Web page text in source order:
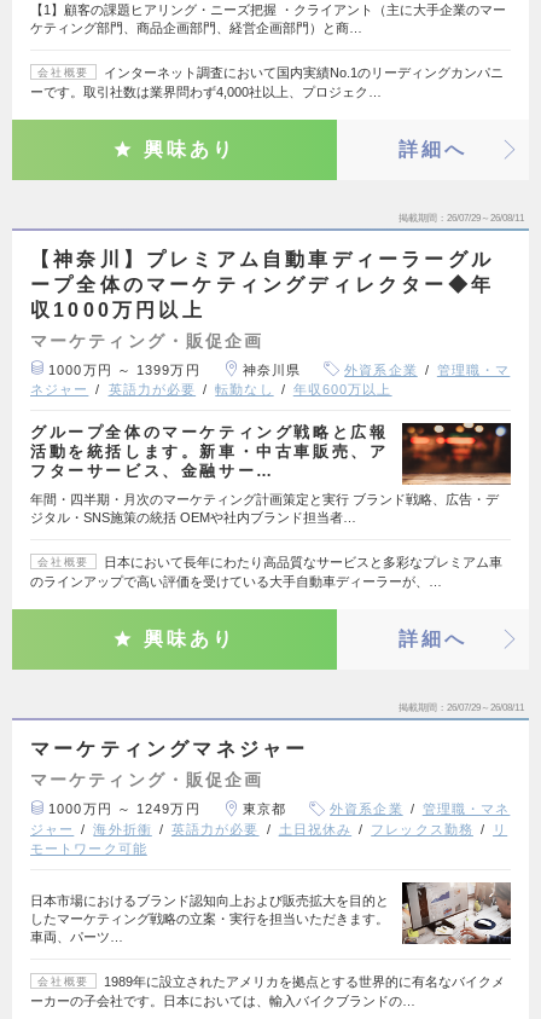
【1】顧客の課題ヒアリング・ニーズ把握 ・クライアント（主に大手企業のマー
ケティング部門、商品企画部門、経営企画部門）と商…
会社概要
インターネット調査において国内実績No.1のリーディングカンパニ
ーです。取引社数は業界問わず4,000社以上、プロジェク…
興味あり 詳細へ
掲載期間 26/07/29～26/08/11
【神奈川】プレミアム自動車ディーラーグル
ープ全体のマーケティングディレクター◆年
収1000万円以上
マーケティング・販促企画
1000万円 ～ 1399万円 神奈川県 外資系企業
管理職・マ
ネジャー
英語力が必要 転勤なし 年収600万以上
グループ全体のマーケティング戦略と広報
活動を統括します。新車・中古車販売、ア
フターサービス、金融サー…
年間・四半期・月次のマーケティング計画策定と実行 ブランド戦略、広告・デ
ジタル・SNS施策の統括 OEMや社内ブランド担当者…
会社概要
日本において長年にわたり高品質なサービスと多彩なプレミアム車
のラインアップで高い評価を受けている大手自動車ディーラーが、…
興味あり 詳細へ
掲載期間 26/07/29～26/08/11
マーケティングマネジャー
マーケティング・販促企画
1000万円 ～ 1249万円 東京都 外資系企業
管理職・マネ
ジャー
海外折衝 英語力が必要 土日祝休み フレックス勤務
リ
モートワーク可能
日本市場におけるブランド認知向上および販売拡大を目的と
したマーケティング戦略の立案・実行を担当いただきます。
車両、パーツ…
会社概要
1989年に設立されたアメリカを拠点とする世界的に有名なバイクメ
ーカーの子会社です。日本においては、輸入バイクブランドの…